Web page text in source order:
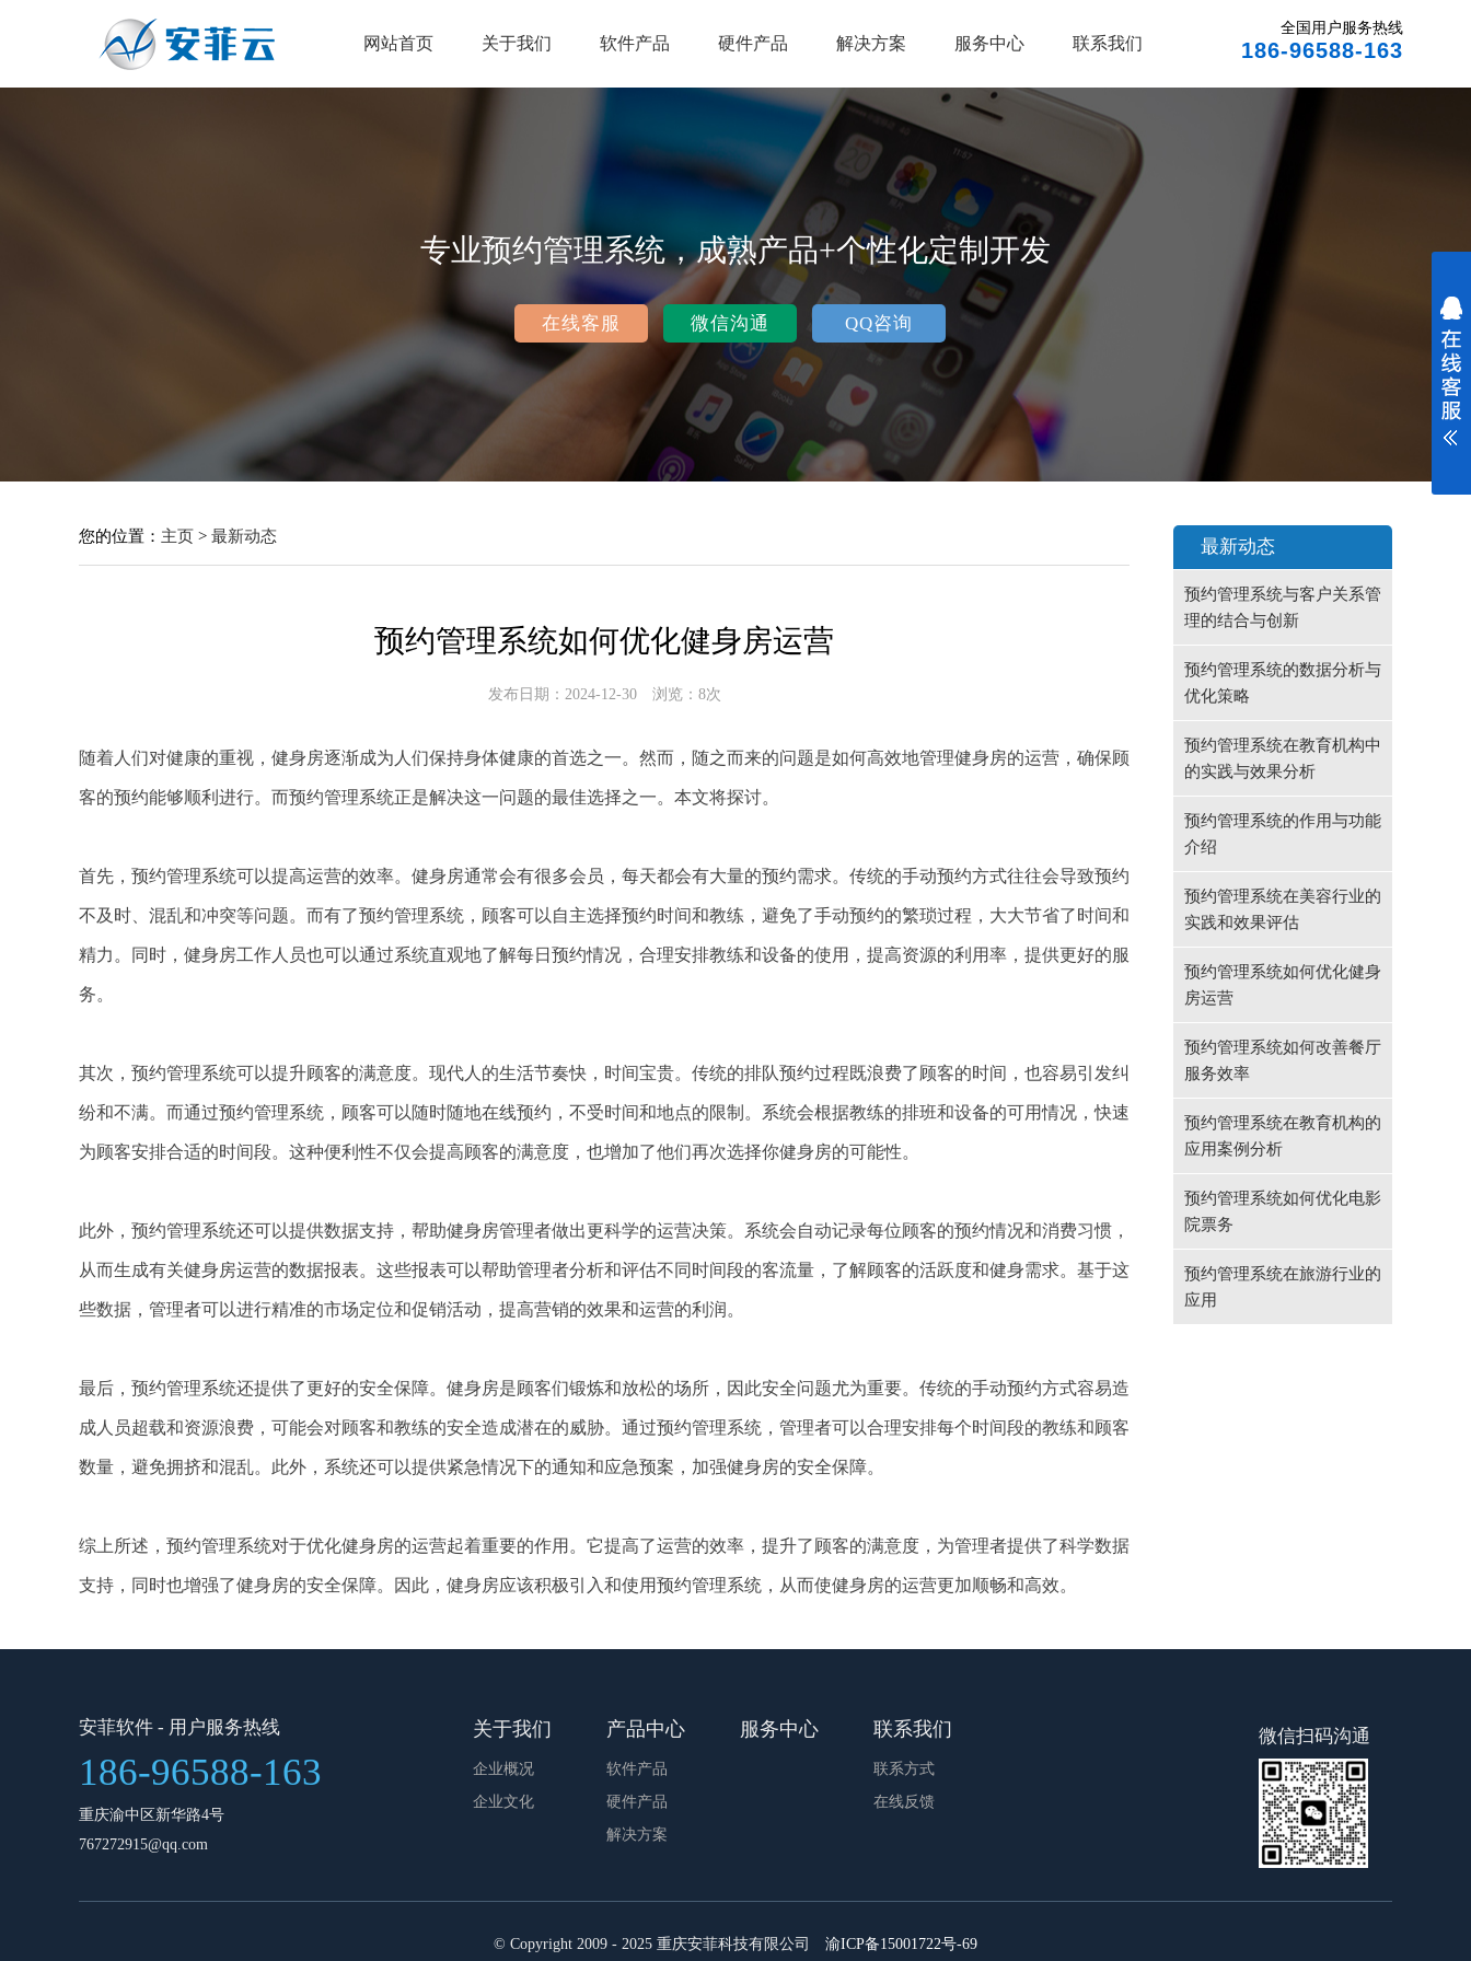
网站首页 关于我们 软件产品 硬件产品 解决方案 服务中心 联系我们
全国用户服务热线
186-96588-163
专业预约管理系统，成熟产品+个性化定制开发
在线客服 微信沟通 QQ咨询
您的位置： 主页 > 最新动态
预约管理系统如何优化健身房运营
发布日期：2024-12-30 浏览：8次
随着人们对健康的重视，健身房逐渐成为人们保持身体健康的首选之一。然而，随之而来的问题是如何高效地管理健身房的运营，确保顾
客的预约能够顺利进行。而预约管理系统正是解决这一问题的最佳选择之一。本文将探讨。
首先，预约管理系统可以提高运营的效率。健身房通常会有很多会员，每天都会有大量的预约需求。传统的手动预约方式往往会导致预约
不及时、混乱和冲突等问题。而有了预约管理系统，顾客可以自主选择预约时间和教练，避免了手动预约的繁琐过程，大大节省了时间和
精力。同时，健身房工作人员也可以通过系统直观地了解每日预约情况，合理安排教练和设备的使用，提高资源的利用率，提供更好的服
务。
其次，预约管理系统可以提升顾客的满意度。现代人的生活节奏快，时间宝贵。传统的排队预约过程既浪费了顾客的时间，也容易引发纠
纷和不满。而通过预约管理系统，顾客可以随时随地在线预约，不受时间和地点的限制。系统会根据教练的排班和设备的可用情况，快速
为顾客安排合适的时间段。这种便利性不仅会提高顾客的满意度，也增加了他们再次选择你健身房的可能性。
此外，预约管理系统还可以提供数据支持，帮助健身房管理者做出更科学的运营决策。系统会自动记录每位顾客的预约情况和消费习惯，
从而生成有关健身房运营的数据报表。这些报表可以帮助管理者分析和评估不同时间段的客流量，了解顾客的活跃度和健身需求。基于这
些数据，管理者可以进行精准的市场定位和促销活动，提高营销的效果和运营的利润。
最后，预约管理系统还提供了更好的安全保障。健身房是顾客们锻炼和放松的场所，因此安全问题尤为重要。传统的手动预约方式容易造
成人员超载和资源浪费，可能会对顾客和教练的安全造成潜在的威胁。通过预约管理系统，管理者可以合理安排每个时间段的教练和顾客
数量，避免拥挤和混乱。此外，系统还可以提供紧急情况下的通知和应急预案，加强健身房的安全保障。
综上所述，预约管理系统对于优化健身房的运营起着重要的作用。它提高了运营的效率，提升了顾客的满意度，为管理者提供了科学数据
支持，同时也增强了健身房的安全保障。因此，健身房应该积极引入和使用预约管理系统，从而使健身房的运营更加顺畅和高效。
最新动态
预约管理系统与客户关系管
理的结合与创新
预约管理系统的数据分析与
优化策略
预约管理系统在教育机构中
的实践与效果分析
预约管理系统的作用与功能
介绍
预约管理系统在美容行业的
实践和效果评估
预约管理系统如何优化健身
房运营
预约管理系统如何改善餐厅
服务效率
预约管理系统在教育机构的
应用案例分析
预约管理系统如何优化电影
院票务
预约管理系统在旅游行业的
应用
安菲软件 - 用户服务热线
186-96588-163
重庆渝中区新华路4号
767272915@qq.com
关于我们
企业概况
企业文化
产品中心
软件产品
硬件产品
解决方案
服务中心 联系我们
联系方式
在线反馈
微信扫码沟通
© Copyright 2009 - 2025 重庆安菲科技有限公司 渝ICP备15001722号-69